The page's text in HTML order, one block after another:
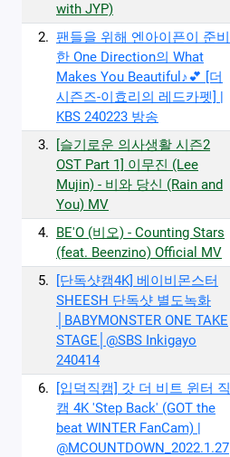
with JYP)
2. 팬들을 위해 엔아이픈이 준비
한 One Direction의 What
Makes You Beautiful♪💕 [더
시즌즈-이효리의 레드카펫] |
KBS 240223 방송
3.
[슬기로운 의사생활 시즌2
OST Part 1] 이무진 (Lee
Mujin) - 비와 당신 (Rain and
You) MV
4. BE'O (비오) - Counting Stars
(feat. Beenzino) Official MV
5.
[단독샷캠4K] 베이비몬스터
SHEESH 단독샷 별도녹화
│BABYMONSTER ONE TAKE
STAGE│@SBS Inkigayo
240414
6.
[입덕직캠] 갓 더 비트 윈터 직
캠 4K 'Step Back' (GOT the
beat WINTER FanCam) |
@MCOUNTDOWN_2022.1.27